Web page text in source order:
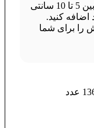
برای اندازه گیری و نصب بهتر، بین 5 تا 10 سانتی
کنید.
را برای شما